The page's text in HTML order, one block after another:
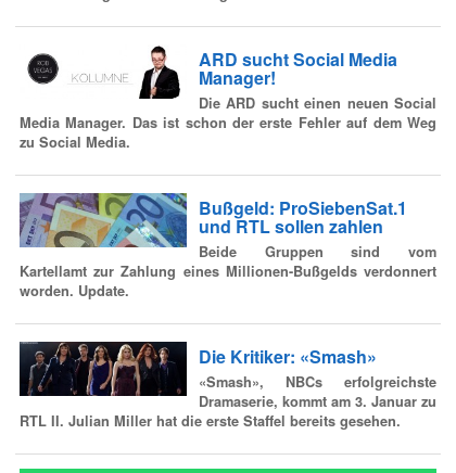
ARD sucht Social Media
Manager!
Die ARD sucht einen neuen Social
Media Manager. Das ist schon der erste Fehler auf dem Weg
zu Social Media.
Bußgeld: ProSiebenSat.1
und RTL sollen zahlen
Beide Gruppen sind vom
Kartellamt zur Zahlung eines Millionen-Bußgelds verdonnert
worden. Update.
Die Kritiker: «Smash»
«Smash», NBCs erfolgreichste
Dramaserie, kommt am 3. Januar zu
RTL II. Julian Miller hat die erste Staffel bereits gesehen.